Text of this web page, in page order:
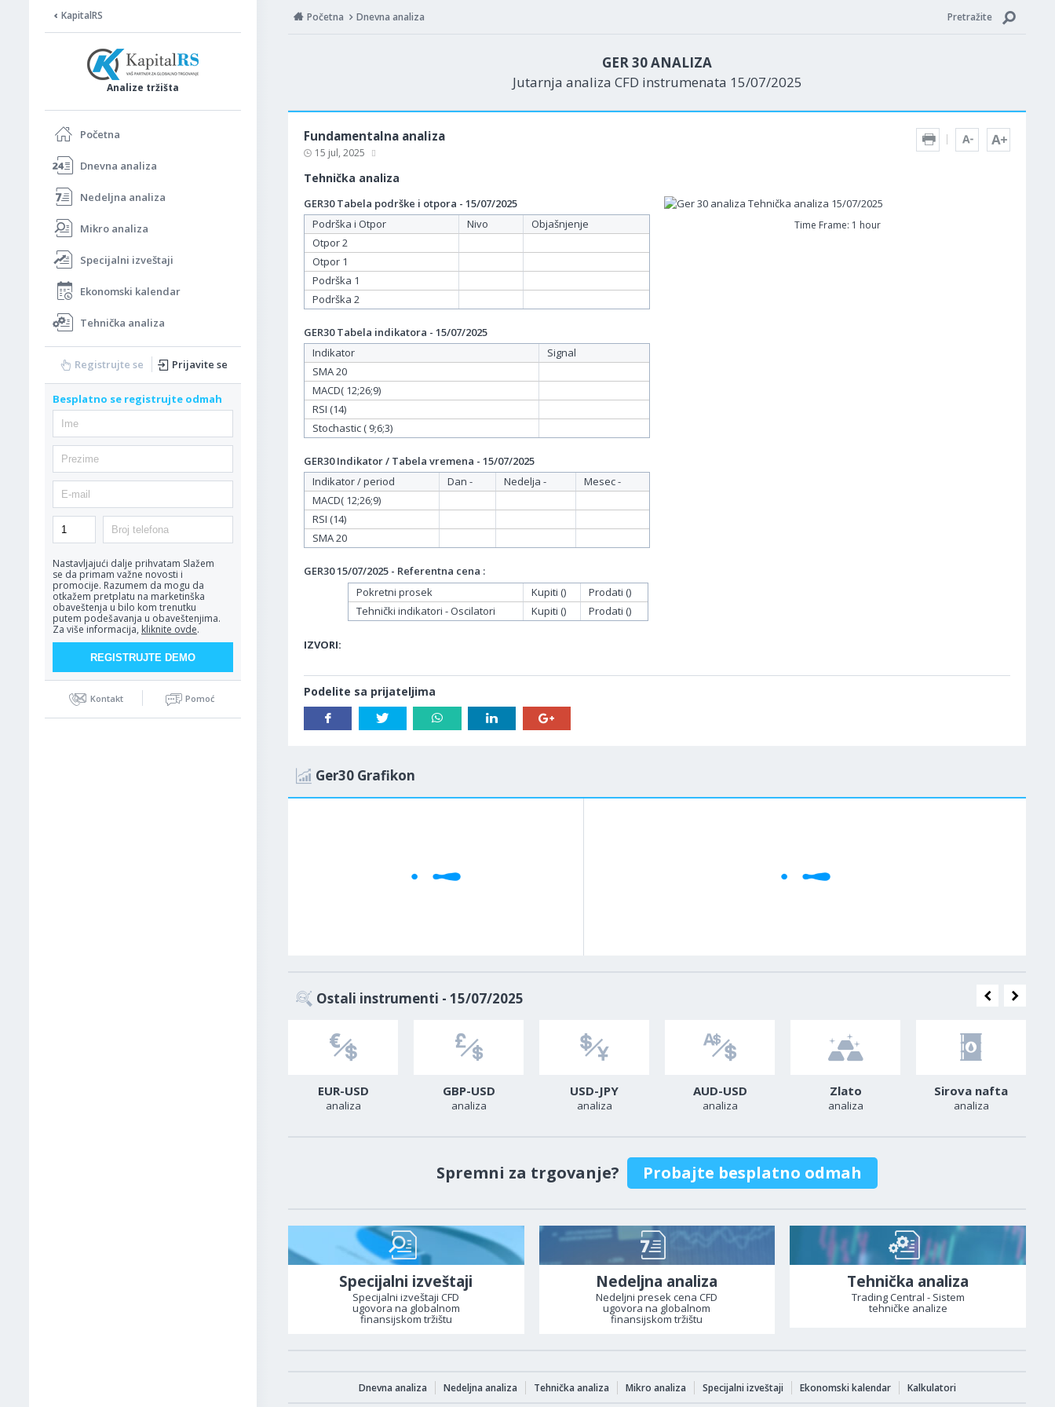
KapitalRS
Analize tržišta
Početna
Dnevna analiza
Nedeljna analiza
Mikro analiza
Specijalni izveštaji
Ekonomski kalendar
Tehnička analiza
Registrujte se Prijavite se
Besplatno se registrujte odmah
Nastavljajući dalje prihvatam Slažem
se da primam važne novosti i
promocije. Razumem da mogu da
otkažem pretplatu na marketinška
obaveštenja u bilo kom trenutku
putem podešavanja u obaveštenjima.
Za više informacija, kliknite ovde.
Kontakt Pomoć
Početna Dnevna analiza Pretražite
GER 30 ANALIZA
Jutarnja analiza CFD instrumenata 15/07/2025
Fundamentalna analiza
15 jul, 2025
Tehnička analiza
Time Frame: 1 hour
GER30 Tabela podrške i otpora - 15/07/2025
Podrška i Otpor
Nivo
Objašnjenje
Otpor 2
Otpor 1
Podrška 1
Podrška 2
GER30 Tabela indikatora - 15/07/2025
Indikator
Signal
SMA 20
MACD( 12;26;9)
RSI (14)
Stochastic ( 9;6;3)
GER30 Indikator / Tabela vremena - 15/07/2025
Indikator / period
Dan - Nedelja -
Mesec -
MACD( 12;26;9)
RSI (14)
SMA 20
GER30 15/07/2025 - Referentna cena :
Pokretni prosek
Kupiti ()
Prodati ()
Tehnički indikatori - Oscilatori
Kupiti () Prodati ()
IZVORI:
Podelite sa prijateljima
Ger30 Grafikon
Ostali instrumenti - 15/07/2025
EUR-USD
analiza
GBP-USD
analiza
USD-JPY
analiza
AUD-USD
analiza
Zlato
analiza
Sirova nafta
analiza
Spremni za trgovanje? Probajte besplatno odmah
Specijalni izveštaji
Specijalni izveštaji CFD
ugovora na globalnom
finansijskom tržištu
Nedeljna analiza
Nedeljni presek cena CFD
ugovora na globalnom
finansijskom tržištu
Tehnička analiza
Trading Central - Sistem
tehničke analize
Dnevna analiza Nedeljna analiza Tehnička analiza Mikro analiza Specijalni izveštaji Ekonomski kalendar Kalkulatori